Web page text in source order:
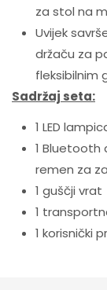
za stol na
Uvijek
držaču za
fleksibilnim
Sadržaj seta:
1 LED
1 Bluetooth
remen za
1 guščji vrat
1
1 korisnički